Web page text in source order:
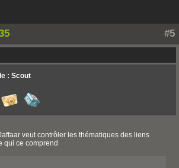
#5
: Scout
veut contrôler les thématiques des liens
qui ce comprend